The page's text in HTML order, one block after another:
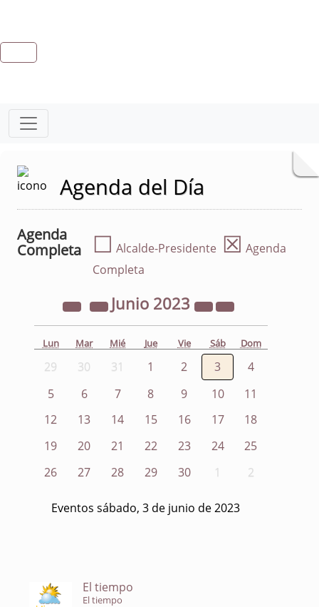
Agenda del Día
Agenda
Completa
☐ Alcalde-Presidente ☒ Agenda
Completa
Junio 2023
Lun Mar Mié Jue Vie Sáb Dom
29 30 31 1 2 3
4
5
6 7 8 9 10
11
12
13 14 15 16 17
18
19
20 21 22 23 24
25
26
27 28 29 30 1 2
Eventos sábado, 3 de junio de 2023
El tiempo
El tiempo